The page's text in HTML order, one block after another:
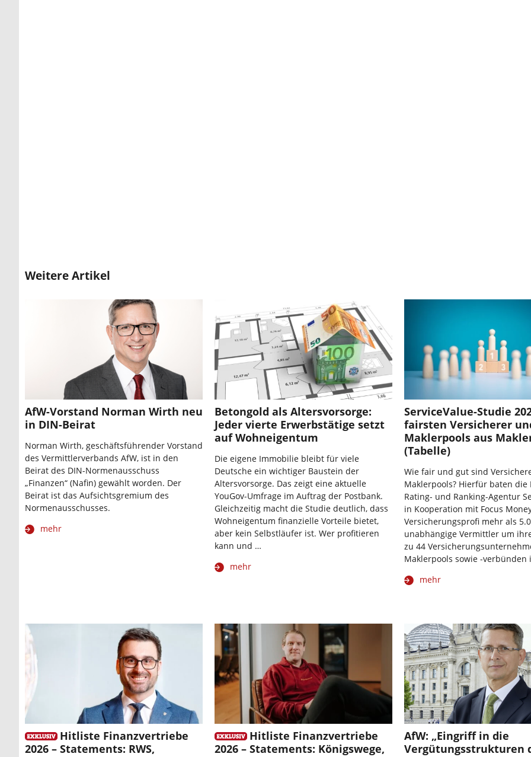
Weitere Artikel
AfW-Vorstand Norman Wirth neu
in DIN-Beirat
Norman Wirth, geschäftsführender Vorstand
des Vermittlerverbands AfW, ist in den
Beirat des DIN-Normenausschuss
„Finanzen“ (Nafin) gewählt worden. Der
Beirat ist das Aufsichtsgremium des
Normenausschusses.
mehr
Betongold als Altersvorsorge:
Jeder vierte Erwerbstätige setzt
auf Wohneigentum
Die eigene Immobilie bleibt für viele
Deutsche ein wichtiger Baustein der
Altersvorsorge. Das zeigt eine aktuelle
YouGov-Umfrage im Auftrag der Postbank.
Gleichzeitig macht die Studie deutlich, dass
Wohneigentum finanzielle Vorteile bietet,
aber kein Selbstläufer ist. Wer profitieren
kann und …
mehr
ServiceValue-Studie
fairsten Versicherer
Maklerpools aus
(Tabelle)
Wie fair und gut sind
Maklerpools? Hierfür baten die
Rating- und Ranking-Agentur
in Kooperation mit Focus
Versicherungsprofi mehr als
unabhängige Vermittler um
zu 44
Maklerpools sowie -verbünden
mehr
Hitliste Finanzvertriebe
2026 – Statements: RWS,
Hitliste Finanzvertriebe
2026 – Statements: Königswege,
AfW: „Eingriff in die
Vergütungsstrukturen